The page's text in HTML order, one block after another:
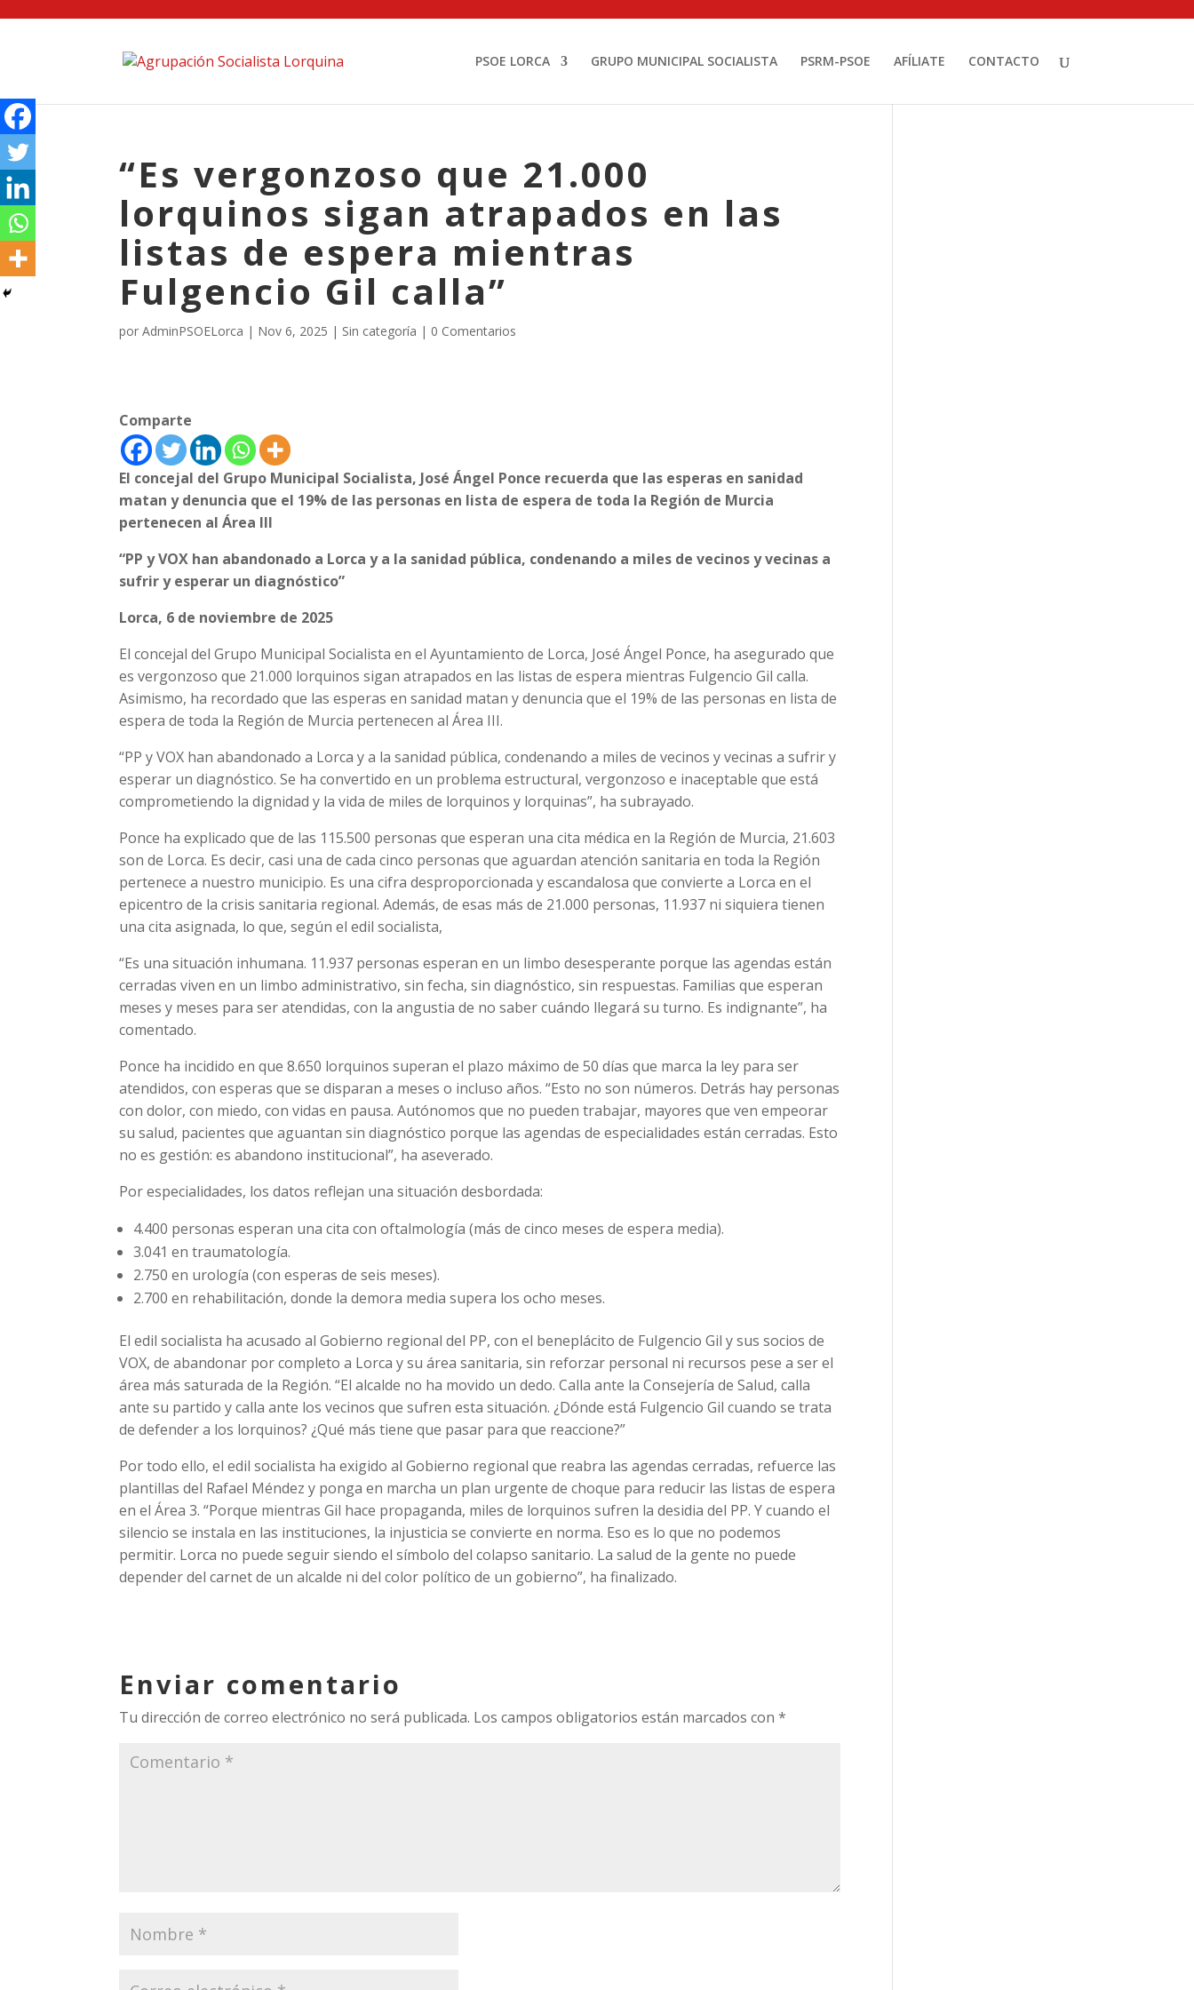
PSOE LORCA GRUPO MUNICIPAL SOCIALISTA PSRM-PSOE AFÍLIATE CONTACTO
“Es vergonzoso que 21.000
lorquinos sigan atrapados en las
listas de espera mientras
Fulgencio Gil calla”
porAdminPSOELorca | Nov 6, 2025 | Sin categoría | 0 Comentarios
Comparte
El concejal del Grupo Municipal Socialista, José Ángel Ponce recuerda que las esperas en sanidad
matan y denuncia que el 19% de las personas en lista de espera de toda la Región de Murcia
pertenecen al Área III
“PP y VOX han abandonado a Lorca y a la sanidad pública, condenando a miles de vecinos y vecinas a
sufrir y esperar un diagnóstico”
Lorca, 6 de noviembre de 2025
El concejal del Grupo Municipal Socialista en el Ayuntamiento de Lorca, José Ángel Ponce, ha asegurado que
es vergonzoso que 21.000 lorquinos sigan atrapados en las listas de espera mientras Fulgencio Gil calla.
Asimismo, ha recordado que las esperas en sanidad matan y denuncia que el 19% de las personas en lista de
espera de toda la Región de Murcia pertenecen al Área III.
“PP y VOX han abandonado a Lorca y a la sanidad pública, condenando a miles de vecinos y vecinas a sufrir y
esperar un diagnóstico. Se ha convertido en un problema estructural, vergonzoso e inaceptable que está
comprometiendo la dignidad y la vida de miles de lorquinos y lorquinas”, ha subrayado.
Ponce ha explicado que de las 115.500 personas que esperan una cita médica en la Región de Murcia, 21.603
son de Lorca. Es decir, casi una de cada cinco personas que aguardan atención sanitaria en toda la Región
pertenece a nuestro municipio. Es una cifra desproporcionada y escandalosa que convierte a Lorca en el
epicentro de la crisis sanitaria regional. Además, de esas más de 21.000 personas, 11.937 ni siquiera tienen
una cita asignada, lo que, según el edil socialista,
“Es una situación inhumana. 11.937 personas esperan en un limbo desesperante porque las agendas están
cerradas viven en un limbo administrativo, sin fecha, sin diagnóstico, sin respuestas. Familias que esperan
meses y meses para ser atendidas, con la angustia de no saber cuándo llegará su turno. Es indignante”, ha
comentado.
Ponce ha incidido en que 8.650 lorquinos superan el plazo máximo de 50 días que marca la ley para ser
atendidos, con esperas que se disparan a meses o incluso años. “Esto no son números. Detrás hay personas
con dolor, con miedo, con vidas en pausa. Autónomos que no pueden trabajar, mayores que ven empeorar
su salud, pacientes que aguantan sin diagnóstico porque las agendas de especialidades están cerradas. Esto
no es gestión: es abandono institucional”, ha aseverado.
Por especialidades, los datos reflejan una situación desbordada:
4.400 personas esperan una cita con oftalmología (más de cinco meses de espera media).
3.041 en traumatología.
2.750 en urología (con esperas de seis meses).
2.700 en rehabilitación, donde la demora media supera los ocho meses.
El edil socialista ha acusado al Gobierno regional del PP, con el beneplácito de Fulgencio Gil y sus socios de
VOX, de abandonar por completo a Lorca y su área sanitaria, sin reforzar personal ni recursos pese a ser el
área más saturada de la Región. “El alcalde no ha movido un dedo. Calla ante la Consejería de Salud, calla
ante su partido y calla ante los vecinos que sufren esta situación. ¿Dónde está Fulgencio Gil cuando se trata
de defender a los lorquinos? ¿Qué más tiene que pasar para que reaccione?”
Por todo ello, el edil socialista ha exigido al Gobierno regional que reabra las agendas cerradas, refuerce las
plantillas del Rafael Méndez y ponga en marcha un plan urgente de choque para reducir las listas de espera
en el Área 3. “Porque mientras Gil hace propaganda, miles de lorquinos sufren la desidia del PP. Y cuando el
silencio se instala en las instituciones, la injusticia se convierte en norma. Eso es lo que no podemos
permitir. Lorca no puede seguir siendo el símbolo del colapso sanitario. La salud de la gente no puede
depender del carnet de un alcalde ni del color político de un gobierno”, ha finalizado.
Enviar comentario
Tu dirección de correo electrónico no será publicada. Los campos obligatorios están marcados con*